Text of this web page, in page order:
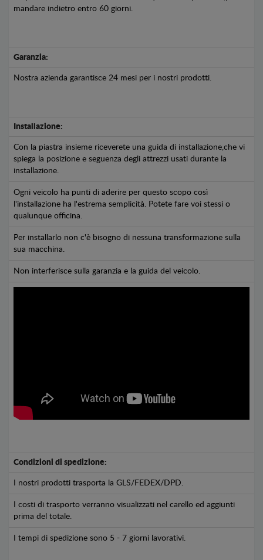
mandare indietro entro 60 giorni.
Garanzia:
Nostra azienda garantisce 24 mesi per i nostri prodotti.
Installazione:
Con la piastra insieme riceverete una guida di installazione,che vi
spiega la posizione e seguenza degli attrezzi usati durante la
installazione.
Ogni veicolo ha punti di aderire per questo scopo così
l'installazione ha l'estrema semplicità. Potete fare voi stessi o
qualunque officina.
Per installarlo non c'è bisogno di nessuna transformazione sulla
sua macchina.
Non interferisce sulla garanzia e la guida del veicolo.
Condizioni di spedizione:
I nostri prodotti trasporta la GLS/FEDEX/DPD.
I costi di trasporto verranno visualizzati nel carello ed aggiunti
prima del totale.
I tempi di spedizione sono 5 - 7 giorni lavorativi.